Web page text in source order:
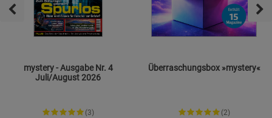
mystery - Ausgabe Nr. 4
Juli/August 2026
(3)
Überraschungsbox »mystery«
(2)